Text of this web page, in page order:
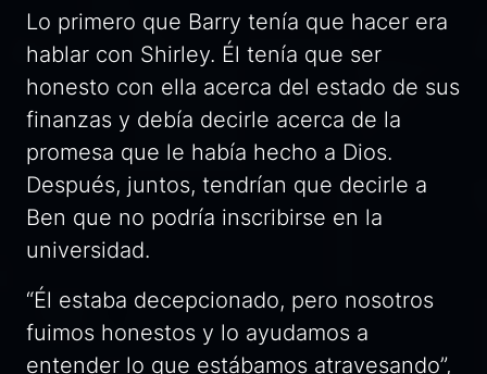
Lo primero que Barry tenía que hacer era
hablar con Shirley. Él tenía que ser
honesto con ella acerca del estado de sus
finanzas y debía decirle acerca de la
promesa que le había hecho a Dios.
Después, juntos, tendrían que decirle a
Ben que no podría inscribirse en la
universidad.
“Él estaba decepcionado, pero nosotros
fuimos honestos y lo ayudamos a
entender lo que estábamos atravesando”,